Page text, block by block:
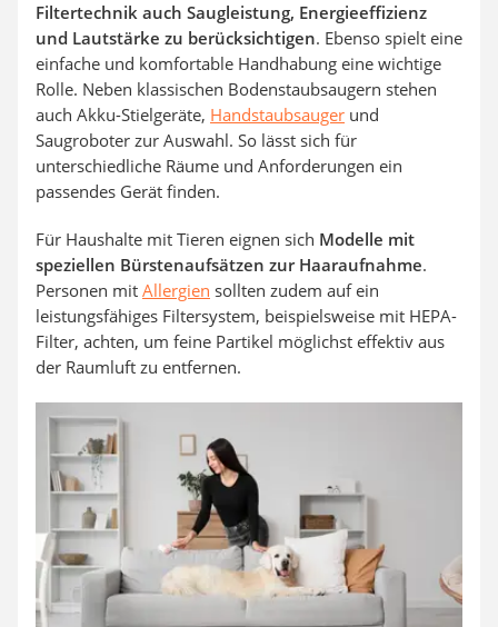
Filtertechnik auch Saugleistung, Energieeffizienz
und Lautstärke zu berücksichtigen. Ebenso spielt eine
einfache und komfortable Handhabung eine wichtige
Rolle. Neben klassischen Bodenstaubsaugern stehen
auch Akku-Stielgeräte, Handstaubsauger und
Saugroboter zur Auswahl. So lässt sich für
unterschiedliche Räume und Anforderungen ein
passendes Gerät finden.
Für Haushalte mit Tieren eignen sich Modelle mit
speziellen Bürstenaufsätzen zur Haaraufnahme.
Personen mit Allergien sollten zudem auf ein
leistungsfähiges Filtersystem, beispielsweise mit HEPA-
Filter, achten, um feine Partikel möglichst effektiv aus
der Raumluft zu entfernen.